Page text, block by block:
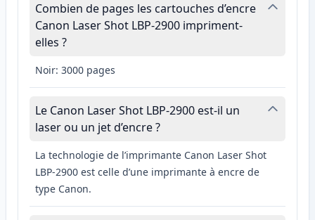
Combien de pages les cartouches d’encre
Canon Laser Shot LBP-2900 impriment-
elles ?
Noir: 3000 pages
Le Canon Laser Shot LBP-2900 est-il un
laser ou un jet d’encre ?
La technologie de l’imprimante Canon Laser Shot
LBP-2900 est celle d’une imprimante à encre de
type Canon.